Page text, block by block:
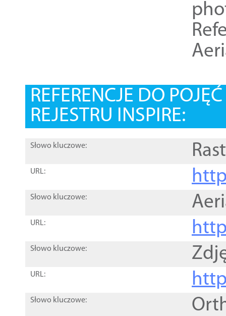
REFERENCJE DO
REJESTRU INSPIRE:
Słowo kluczowe:
URL:
Słowo kluczowe:
URL:
Słowo kluczowe:
URL:
Słowo kluczowe: